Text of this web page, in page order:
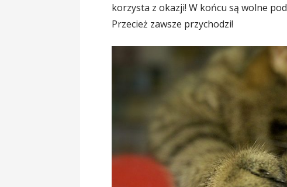
korzysta z okazji! W końcu są wolne
Przecież zawsze przychodzi!